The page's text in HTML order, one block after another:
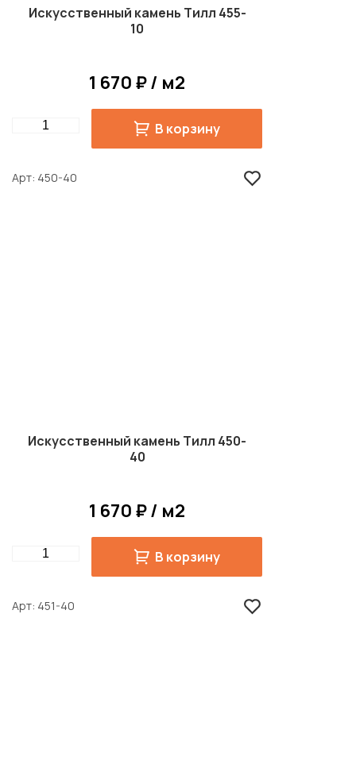
Искусственный камень Тилл 455-
10
1 670 ₽ / м2
Quantity В корзину
Арт 450-40
Искусственный камень Тилл 450-
40
1 670 ₽ / м2
Quantity В корзину
Арт 451-40